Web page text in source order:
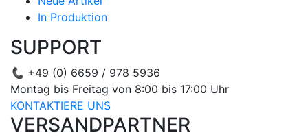
In Produktion
SUPPORT
📞 +49 (0) 6659 / 978 5936
Montag bis Freitag von 8:00 bis 17:00 Uhr
KONTAKTIERE UNS
VERSANDPARTNER